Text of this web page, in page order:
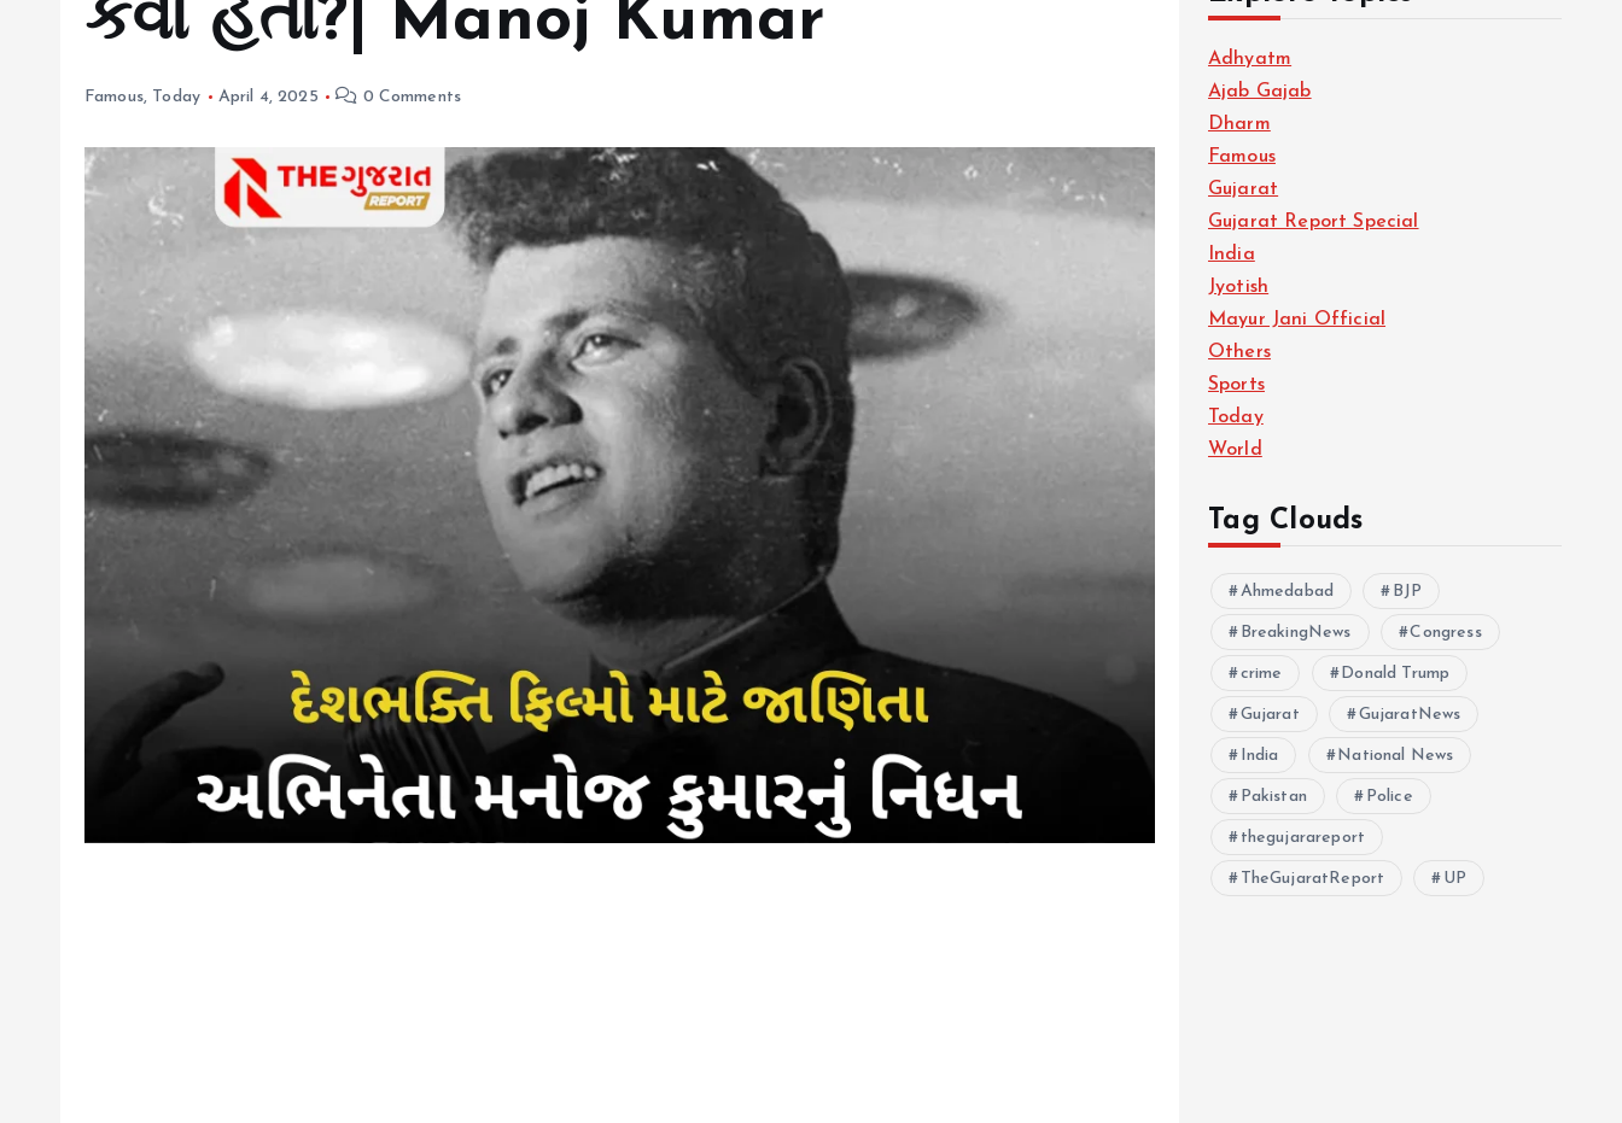
કેવા હતા?| Manoj Kumar
Famous, Today April 4, 2025 0 Comments
Adhyatm
Ajab Gajab
Dharm
Famous
Gujarat
Gujarat Report Special
India
Jyotish
Mayur Jani Official
Others
Sports
Today
World
Tag Clouds
Ahmedabad BJP
BreakingNews Congress
crime Donald Trump
Gujarat GujaratNews
India National News
Pakistan Police
thegujarareport
TheGujaratReport UP